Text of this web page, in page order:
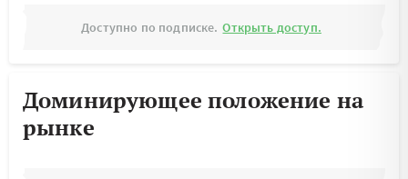
Доступно по подписке. Открыть доступ.
Доминирующее положение на
рынке